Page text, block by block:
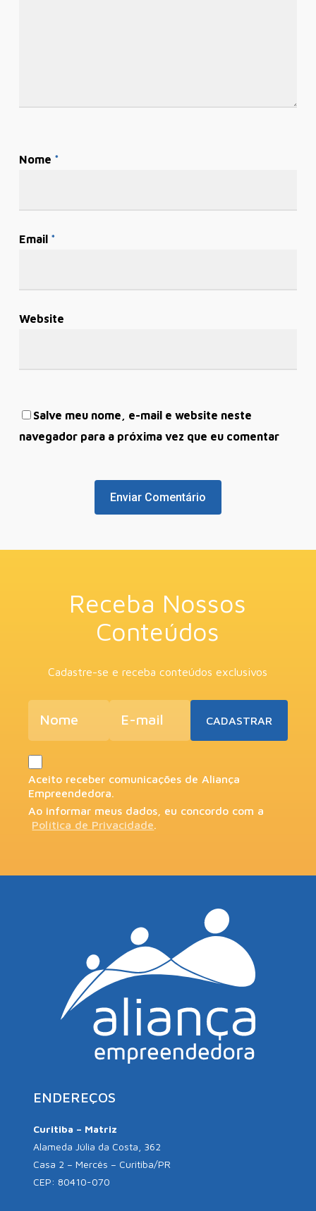
Nome *
Email *
Website
Salve meu nome, e-mail e website neste
navegador para a próxima vez que eu comentar
Receba Nossos
Conteúdos
Cadastre-se e receba conteúdos exclusivos
Aceito receber comunicações de Aliança
Empreendedora.
Ao informar meus dados, eu concordo com a
Política de Privacidade.
ENDEREÇOS
Curitiba – Matriz
Alameda Júlia da Costa, 362
Casa 2 – Mercês – Curitiba/PR
CEP: 80410-070